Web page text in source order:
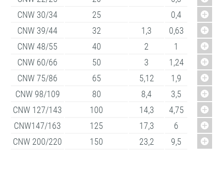
CNW 30/34
25
0,4
CNW 39/44
32 1,3
0,63
CNW 48/55
40 2
1
CNW 60/66
50 3
1,24
CNW 75/86
65 5,12
1,9
CNW 98/109
80 8,4
3,5
CNW 127/143
100 14,3
4,75
CNW147/163
125 17,3
6
CNW 200/220
150 23,2 9,5